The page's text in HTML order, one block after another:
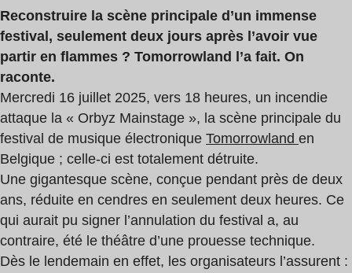
Reconstruire la scène principale d’un immense
festival, seulement deux jours après l’avoir vue
partir en flammes ? Tomorrowland l’a fait. On
raconte.
Mercredi 16 juillet 2025, vers 18 heures, un incendie
attaque la « Orbyz Mainstage », la scène principale du
festival de musique électronique Tomorrowland en
Belgique ; celle-ci est totalement détruite.
Une gigantesque scène, conçue pendant près de deux
ans, réduite en cendres en seulement deux heures. Ce
qui aurait pu signer l’annulation du festival a, au
contraire, été le théâtre d’une prouesse technique.
Dès le lendemain en effet, les organisateurs l’assurent :